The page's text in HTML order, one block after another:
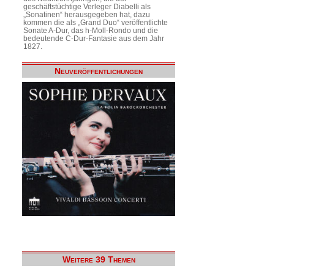
geschäftstüchtige Verleger Diabelli als
„Sonatinen“ herausgegeben hat, dazu
kommen die als „Grand Duo“ veröffentlichte
Sonate A-Dur, das h-Moll-Rondo und die
bedeutende C-Dur-Fantasie aus dem Jahr
1827.
Neuveröffentlichungen
Weitere 39 Themen